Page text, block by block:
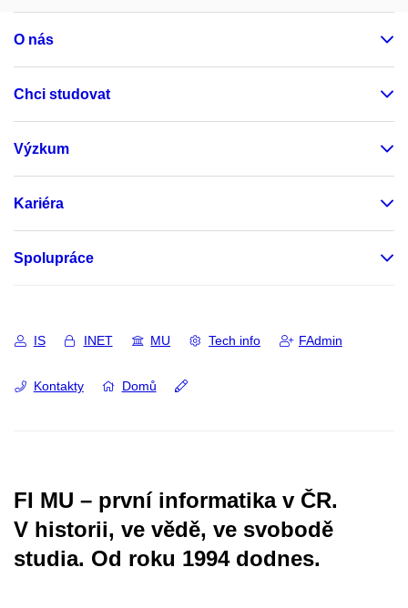
O nás
Chci studovat
Výzkum
Kariéra
Spolupráce
IS INET MU Tech info FAdmin
Kontakty Domů
FI MU – první informatika v ČR.
V historii, ve vědě, ve svobodě
studia. Od roku 1994 dodnes.